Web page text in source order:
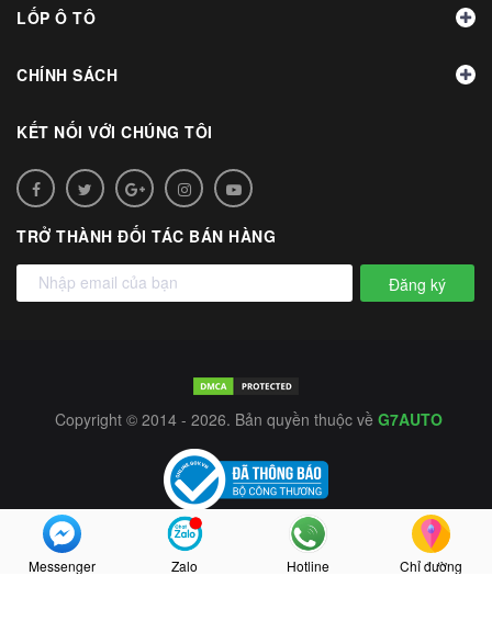
LỐP Ô TÔ
CHÍNH SÁCH
KẾT NỐI VỚI CHÚNG TÔI
TRỞ THÀNH ĐỐI TÁC BÁN HÀNG
Đăng ký
Copyright © 2014 - 2026. Bản quyền thuộc về G7AUTO
Messenger Zalo Hotline Chỉ đường